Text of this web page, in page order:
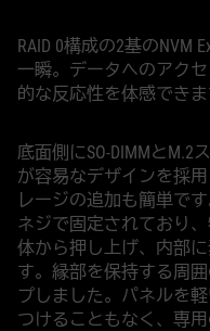
RAID 0構成の2基のNVM
一瞬。データへのアク
的な反応性を体感できま
底面側にSO-DIMMと
が容易なデザインを採用
レージの追加も簡単で
ネジで固定されており
体から押し上げ、内部
す。縁部を保持する周
プしました。パネルを
つけることもなく、専